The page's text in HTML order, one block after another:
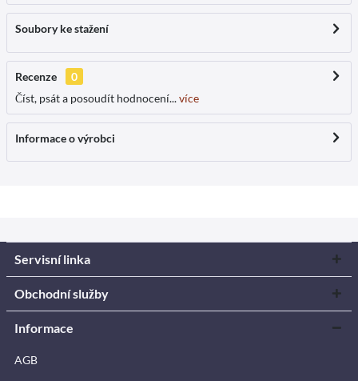
Soubory ke stažení
Recenze
0
Číst, psát a posoudít hodnocení...více
Informace o výrobci
Servisní linka
Obchodní služby
Informace
AGB